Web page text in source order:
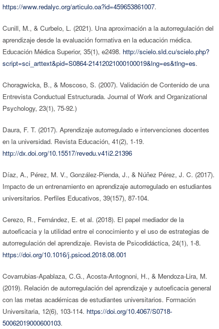
https://www.redalyc.org/articulo.oa?id=459653861007.
Cunill, M., & Curbelo, L. (2021). Una aproximación a la autorregulación del
aprendizaje desde la evaluación formativa en la educación médica.
Educación Médica Superior, 35(1), e2498. http://scielo.sld.cu/scielo.php?
script=sci_arttext&pid=S0864-21412021000100019&lng=es&tlng=es.
Choragwicka, B., & Moscoso, S. (2007). Validación de Contenido de una
Entrevista Conductual Estructurada. Journal of Work and Organizational
Psychology, 23(1), 75-92.)
Daura, F. T. (2017). Aprendizaje autorregulado e intervenciones docentes
en la universidad. Revista Educación, 41(2), 1-19.
http://dx.doi.org/10.15517/revedu.v41i2.21396
Díaz, A., Pérez, M. V., González-Pienda, J., & Núñez Pérez, J. C. (2017).
Impacto de un entrenamiento en aprendizaje autorregulado en estudiantes
universitarios. Perfiles Educativos, 39(157), 87-104.
Cerezo, R., Fernández, E. et al. (2018). El papel mediador de la
autoeficacia y la utilidad entre el conocimiento y el uso de estrategias de
autorregulación del aprendizaje. Revista de Psicodidáctica, 24(1), 1-8.
https://doi.org/10.1016/j.psicod.2018.08.001
Covarrubias-Apablaza, C.G., Acosta-Antognoni, H., & Mendoza-Lira, M.
(2019). Relación de autorregulación del aprendizaje y autoeficacia general
con las metas académicas de estudiantes universitarios. Formación
Universitaria, 12(6), 103-114. https://doi.org/10.4067/S0718-
50062019000600103.